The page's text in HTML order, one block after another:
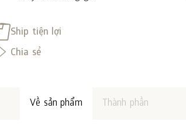
Ship tiện lợi
Chia sẻ
Về sản phẩm Thành phần